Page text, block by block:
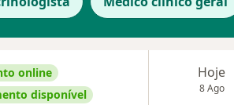
online
disponível
Hoje
8 Ago